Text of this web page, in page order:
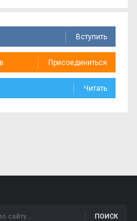
Вступить
Присоединиться
Читать
ПОИСК